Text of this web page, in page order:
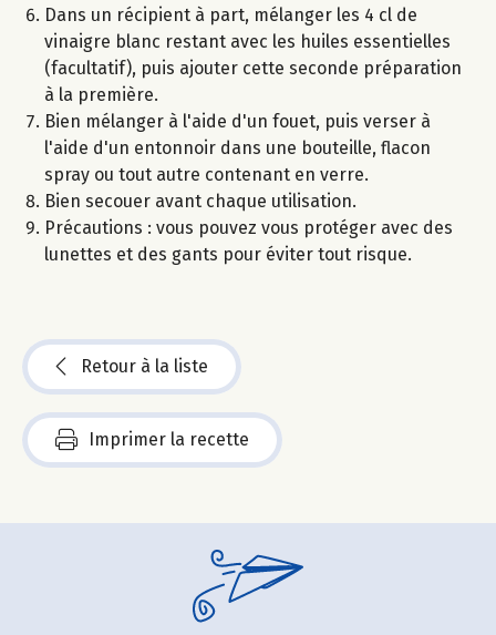
Dans un récipient à part, mélanger les 4 cl de
vinaigre blanc restant avec les huiles essentielles
(facultatif), puis ajouter cette seconde préparation
à la première.
Bien mélanger à l'aide d'un fouet, puis verser à
l'aide d'un entonnoir dans une bouteille, flacon
spray ou tout autre contenant en verre.
Bien secouer avant chaque utilisation.
Précautions : vous pouvez vous protéger avec des
lunettes et des gants pour éviter tout risque.
Retour à la liste
Imprimer la recette